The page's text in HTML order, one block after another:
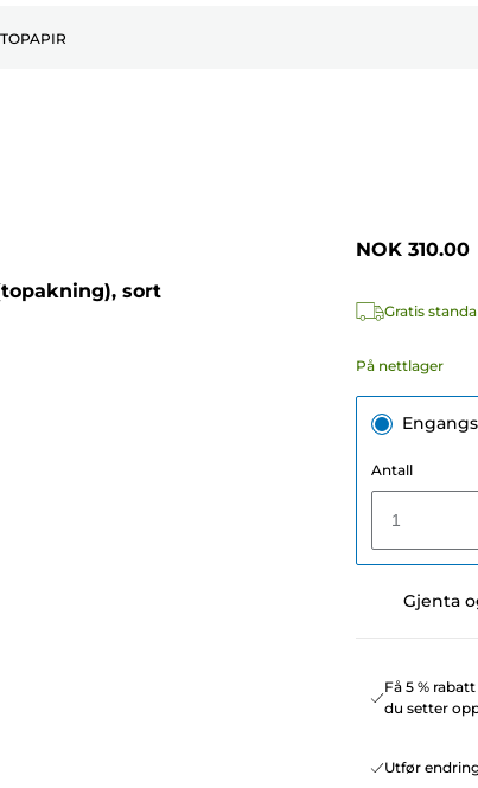
sort
NOK 310.00
Gratis
På nettlager
Antall
1
Gjenta
Få 5 %
du setter
Utfør